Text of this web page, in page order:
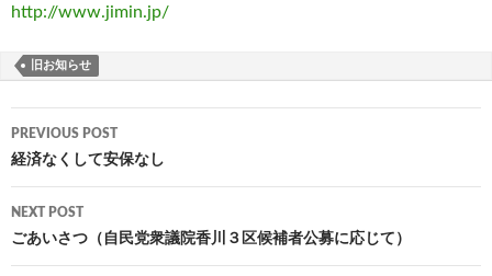
http://www.jimin.jp/
旧お知らせ
Post
navigation
PREVIOUS POST
経済なくして安保なし
NEXT POST
ごあいさつ（自民党衆議院香川３区候補者公募に応じて）